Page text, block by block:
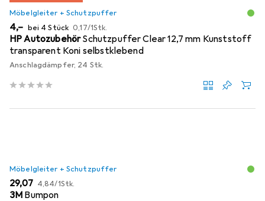
Möbelgleiter + Schutzpuffer
EUR
4,– bei 4 Stück EUR
0,17/1Stk.
HP AutozubehörSchutzpuffer Clear 12,7 mm Kunststoff
transparent Koni selbstklebend
Anschlagdämpfer, 24 Stk.
Möbelgleiter + Schutzpuffer
EUR
29,07 EUR
4,84/1Stk.
3M Bumpon